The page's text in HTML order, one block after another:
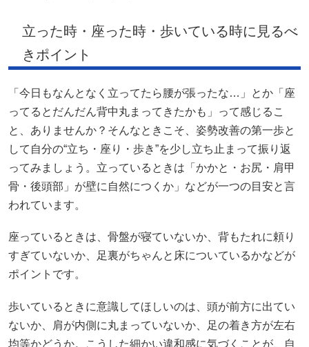
立った時・座った時・歩いている時に見るべ
きポイント
「今日もなんとなく立ってたら腰が張ったな…」とか「座
ってるとだんだん背中丸まってきたかも」って感じるこ
と、ありませんか？そんなときこそ、姿勢改善の第一歩と
して自分の“立ち・座り・歩き”を少し立ち止まって振り返
ってみましょう。立っているときは「かかと・お尻・肩甲
骨・後頭部」が壁に自然につくか」などが一つの目安と言
われています。
座っているときは、骨盤が寝ていないか、背もたれに頼り
すぎていないか、足裏がちゃんと床についているかなどが
ポイントです。
歩いているときに意識してほしいのは、頭が前方に出てい
ないか、肩が内側に丸まっていないか、足の着き方が左右
均等かどうか。こうした細かい違和感に気づくことが、自